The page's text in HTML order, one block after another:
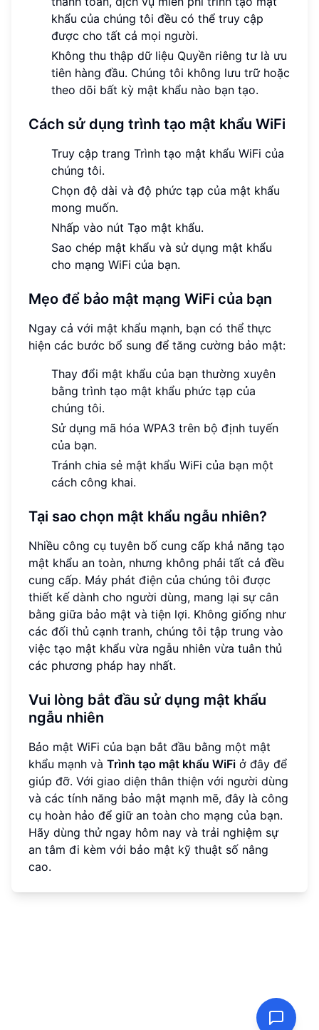
khẩu của chúng tôi đều có thể truy cập
được cho tất cả mọi người.
Không thu thập dữ liệu Quyền riêng tư là ưu
tiên hàng đầu. Chúng tôi không lưu trữ hoặc
theo dõi bất kỳ mật khẩu nào bạn tạo.
Cách sử dụng trình tạo mật khẩu WiFi
Truy cập trang Trình tạo mật khẩu WiFi của
chúng tôi.
Chọn độ dài và độ phức tạp của mật khẩu
mong muốn.
Nhấp vào nút Tạo mật khẩu.
Sao chép mật khẩu và sử dụng mật khẩu
cho mạng WiFi của bạn.
Mẹo để bảo mật mạng WiFi của bạn
Ngay cả với mật khẩu mạnh, bạn có thể thực
hiện các bước bổ sung để tăng cường bảo mật:
Thay đổi mật khẩu của bạn thường xuyên
bằng trình tạo mật khẩu phức tạp của
chúng tôi.
Sử dụng mã hóa WPA3 trên bộ định tuyến
của bạn.
Tránh chia sẻ mật khẩu WiFi của bạn một
cách công khai.
Tại sao chọn mật khẩu ngẫu nhiên?
Nhiều công cụ tuyên bố cung cấp khả năng tạo
mật khẩu an toàn, nhưng không phải tất cả đều
cung cấp. Máy phát điện của chúng tôi được
thiết kế dành cho người dùng, mang lại sự cân
bằng giữa bảo mật và tiện lợi. Không giống như
các đối thủ cạnh tranh, chúng tôi tập trung vào
việc tạo mật khẩu vừa ngẫu nhiên vừa tuân thủ
các phương pháp hay nhất.
Vui lòng bắt đầu sử dụng mật khẩu
ngẫu nhiên
Bảo mật WiFi của bạn bắt đầu bằng một mật
khẩu mạnh và Trình tạo mật khẩu WiFi ở đây để
giúp đỡ. Với giao diện thân thiện với người dùng
và các tính năng bảo mật mạnh mẽ, đây là công
cụ hoàn hảo để giữ an toàn cho mạng của bạn.
Hãy dùng thử ngay hôm nay và trải nghiệm sự
an tâm đi kèm với bảo mật kỹ thuật số nâng
cao.